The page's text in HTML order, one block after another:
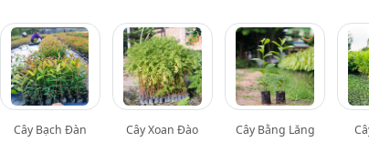
Cây Bạch Đàn Cây Xoan Đào
Cây Bằng Lăng